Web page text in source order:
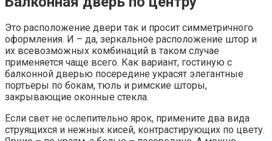
Это расположение двери так и просит симметричного
оформления. И – да, зеркальное расположение штор и
их всевозможных комбинаций в таком случае
применяется чаще всего. Как вариант, гостиную с
балконной дверью посередине украсят элегантные
портьеры по бокам, тюль и римские шторы,
закрывающие оконные стекла.
Если свет не ослепительно ярок, примените два вида
струящихся и нежных кисей, контрастирующих по цвету.